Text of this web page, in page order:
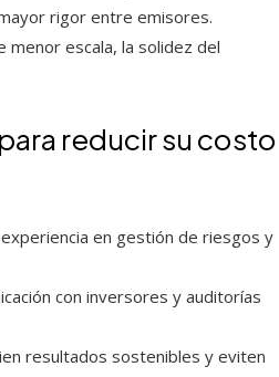
rigor entre emisores.
menor escala, la solidez del
reducir su costo
en gestión de riesgos y
con inversores y auditorías
resultados sostenibles y eviten